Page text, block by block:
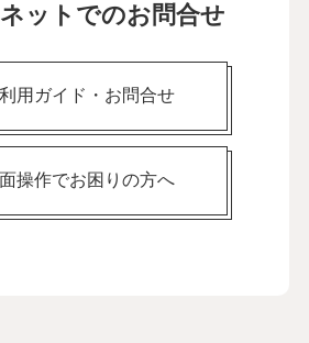
ットでのお問合せ
用ガイド・お問合せ
操作でお困りの方へ